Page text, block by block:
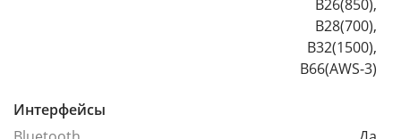
B26(850),
B28(700),
B32(1500),
B66(AWS-3)
Интерфейсы